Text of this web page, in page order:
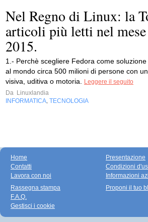
Nel Regno di Linux: la
articoli più letti nel
2015.
1.- Perchè scegliere Fedora come
al mondo circa 500 milioni di persone con
visiva, uditiva o motoria. Leggere il seguito
Da Linuxlandia
INFORMATICA, TECNOLOGIA
Home
Contatti
Lavora con noi
Presentazione
Condizioni
Informazioni
Rassegna stampa
F.A.Q.
Gestisci i cookie
Proponi il tuo